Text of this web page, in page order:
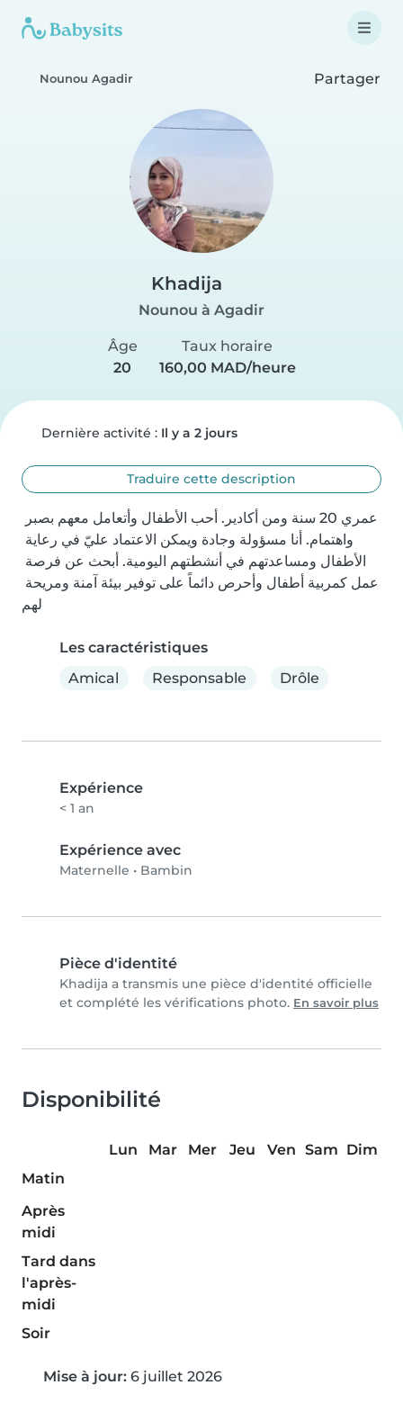
Nounou Agadir Partager
Khadija
Nounou à Agadir
Âge
20
Taux horaire
160,00 MAD/heure
Dernière activité : Il y a 2 jours
Traduire cette description
لهم
Les caractéristiques
Amical
Responsable Drôle
Expérience
< 1 an
Expérience avec
Maternelle • Bambin
Pièce d'identité
Khadija a transmis une pièce d'identité officielle
et complété les vérifications photo. En savoir plus
Disponibilité
Lun Mar Mer Jeu Ven Sam Dim
Matin
Après
midi
Tard dans
l'après-
midi
Soir
Mise à jour: 6 juillet 2026